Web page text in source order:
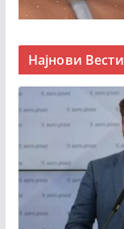
Најнови Вести